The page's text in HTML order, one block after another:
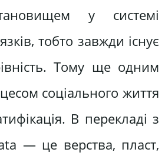
у системі
тобто завжди існує
Тому ще одним
соціального життя
В перекладі з
— це верства, пласт,